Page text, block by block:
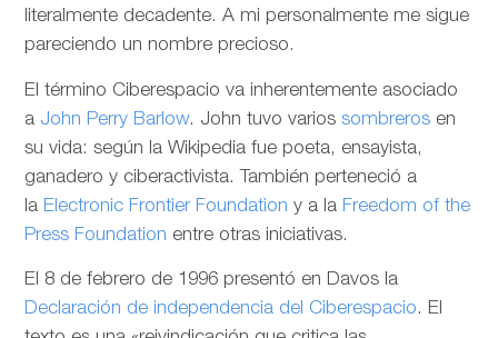
literalmente decadente. A mi personalmente me sigue
pareciendo un nombre precioso.
El término Ciberespacio va inherentemente asociado
a John Perry Barlow. John tuvo variossombreros en
su vida: según la Wikipedia fue poeta, ensayista,
ganadero y ciberactivista. También perteneció a
la Electronic Frontier Foundation y a la Freedom of the
Press Foundation entre otras iniciativas.
El 8 de febrero de 1996 presentó en Davos la
Declaración de independencia del Ciberespacio. El